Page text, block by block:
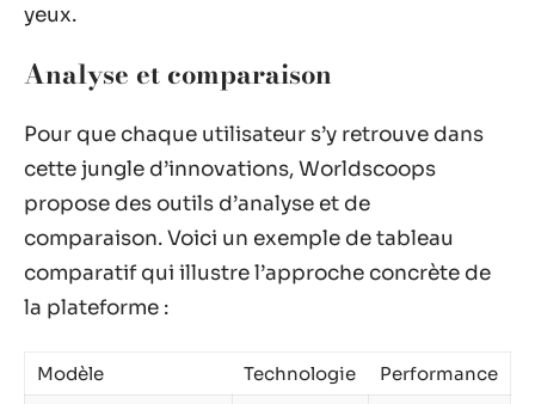
yeux.
Analyse et comparaison
Pour que chaque utilisateur s’y retrouve dans
cette jungle d’innovations, Worldscoops
propose des outils d’analyse et de
comparaison. Voici un exemple de tableau
comparatif qui illustre l’approche concrète de
la plateforme :
Modèle Technologie
Performance